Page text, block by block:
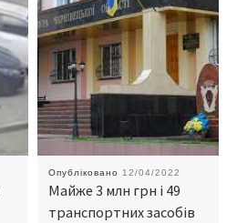
Опубліковано 12/04/2022
Майже 3 млн грн і 49
транспортних засобів